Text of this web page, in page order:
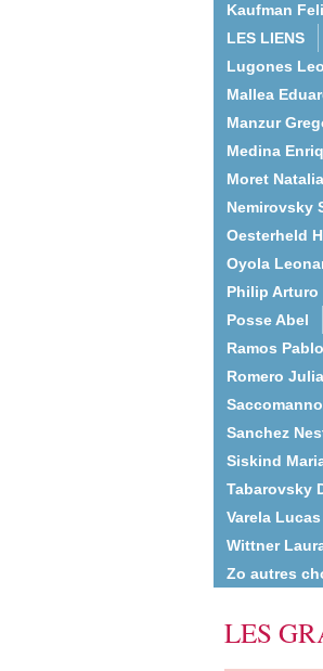
Kaufman
LES LIENS
Lugones
Mallea
Manzur
Medina
Moret Natalia
Nemirovsky
Oesterheld
Oyola
Philip Arturo
Posse Abel
Ramos Pablo
Romero Julia
Sanchez
Siskind
Tabarovsky
Varela Lucas
Wittner
Zo autres
LES